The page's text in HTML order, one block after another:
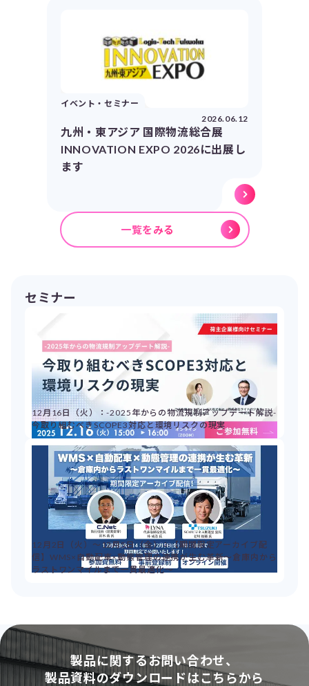
イベント・セミナー
2026.06.12
九州・東アジア 国際物流総合展
INNOVATION EXPO 2026に出展し
ます
一覧をみる
セミナー
12月16日（火）：-2025年からの物流規制アップデート解説-
今取り組むべきSCOPE3対応と環境リスクの現実
12月2日（火）～12月5日（金）：【期間限定アーカイブ配
信】WMS×自動配車×動態管理の連携が生む革新～倉庫内から
ラストワンマイルまで一貫最適化～
製品に関するお問い合わせ、
製品資料のダウンロードはこちらから